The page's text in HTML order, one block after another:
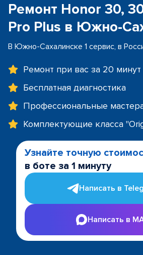
Ремонт Honor 30,
Pro Plus в Южно-
В Южно-Сахалинске 1 сервис, в
Ремонт при вас за 20 минут
Бесплатная диагностика
Профессиональные
Комплектующие класса
Узнайте точную
в боте за 1 минуту
Написать в
Написать в